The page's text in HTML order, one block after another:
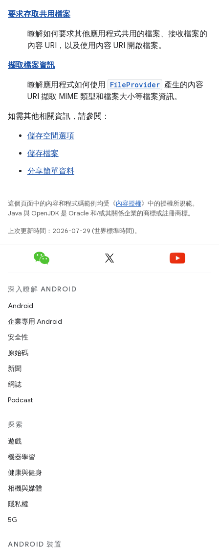
要求存取共用檔案
瞭解如何要求其他應用程式共用的檔案、接收檔案的
內容 URI，以及使用內容 URI 開啟檔案。
擷取檔案資訊
瞭解應用程式如何使用 FileProvider 產生的內容
URI 擷取 MIME 類型和檔案大小等檔案資訊。
如需其他相關資訊，請參閱：
儲存空間選項
儲存檔案
分享簡單資料
這個頁面中的內容和程式碼範例均受《內容授權》中的授權所規範。
Java 與 OpenJDK 是 Oracle 和/或其關係企業的商標或註冊商標。
上次更新時間：2026-07-29 (世界標準時間)。
深入瞭解 ANDROID
Android
企業專用 Android
安全性
原始碼
新聞
網誌
Podcast
探索
遊戲
機器學習
健康與健身
相機與媒體
隱私權
5G
ANDROID 裝置